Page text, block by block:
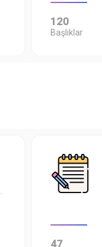
120
Başlıklar
47